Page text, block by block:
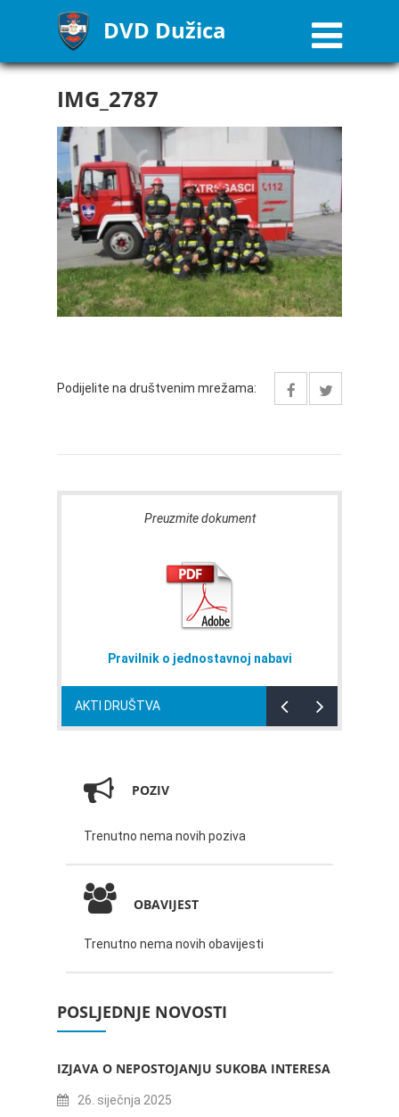
DVD Dužica
IMG_2787
Podijelite na društvenim mrežama:
AKTI DRUŠTVA
Preuzmite dokument
Pravilnik o jednostavnoj nabavi
POZIV
Trenutno nema novih poziva
OBAVIJEST
Trenutno nema novih obavijesti
POSLJEDNJE NOVOSTI
IZJAVA O NEPOSTOJANJU SUKOBA INTERESA
26. siječnja 2025